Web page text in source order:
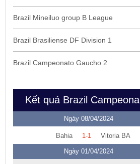
Brazil Mineiluo group B League
Brazil Brasiliense DF Division 1
Brazil Campeonato Gaucho 2
Ngày 08/04/2024
Bahia 1-1 Vitoria BA
Ngày 01/04/2024